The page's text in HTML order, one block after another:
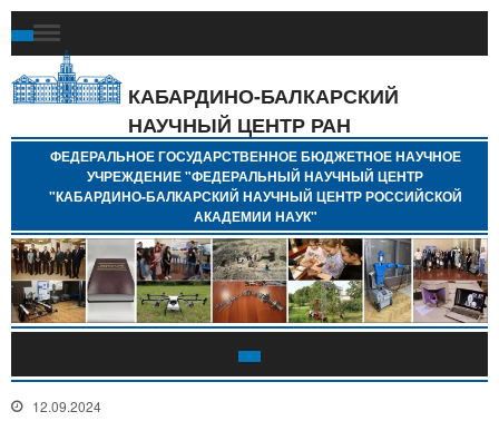
КАБАРДИНО-БАЛКАРСКИЙ
НАУЧНЫЙ ЦЕНТР РАН
ФЕДЕРАЛЬНОЕ ГОСУДАРСТВЕННОЕ БЮДЖЕТНОЕ НАУЧНОЕ
УЧРЕЖДЕНИЕ "ФЕДЕРАЛЬНЫЙ НАУЧНЫЙ ЦЕНТР
"КАБАРДИНО-БАЛКАРСКИЙ НАУЧНЫЙ ЦЕНТР РОССИЙСКОЙ
АКАДЕМИИ НАУК"
12.09.2024